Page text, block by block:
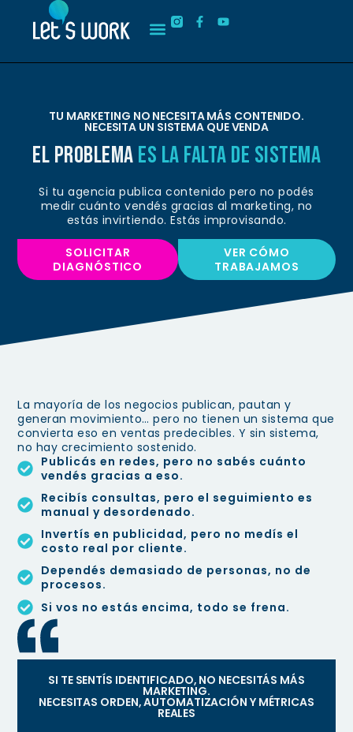
TU MARKETING NO NECESITA MÁS CONTENIDO.
NECESITA UN SISTEMA QUE VENDA
el problemaes la falta de sistema
Si tu agencia publica contenido pero no podés
medir cuánto vendés gracias al marketing, no
estás invirtiendo. Estás improvisando.
SOLICITAR
DIAGNÓSTICO
VER CÓMO
TRABAJAMOS
La mayoría de los negocios publican, pautan y
generan movimiento… pero no tienen un sistema que
convierta eso en ventas predecibles. Y sin sistema,
no hay crecimiento sostenido.
Publicás en redes, pero no sabés cuánto
vendés gracias a eso.
Recibís consultas, pero el seguimiento es
manual y desordenado.
Invertís en publicidad, pero no medís el
costo real por cliente.
Dependés demasiado de personas, no de
procesos.
Si vos no estás encima, todo se frena.
SI TE SENTÍS IDENTIFICADO, NO NECESITÁS MÁS
MARKETING.
NECESITAS ORDEN, AUTOMATIZACIÓN Y MÉTRICAS
REALES